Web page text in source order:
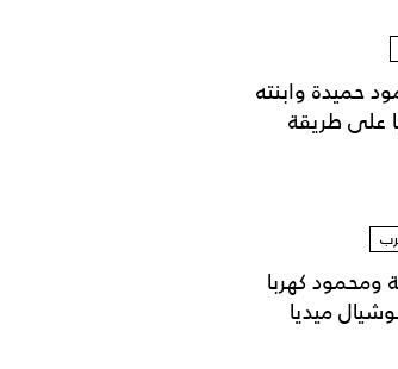
حميدة وابنته
على طريقة
ومحمود كهربا
ميديا